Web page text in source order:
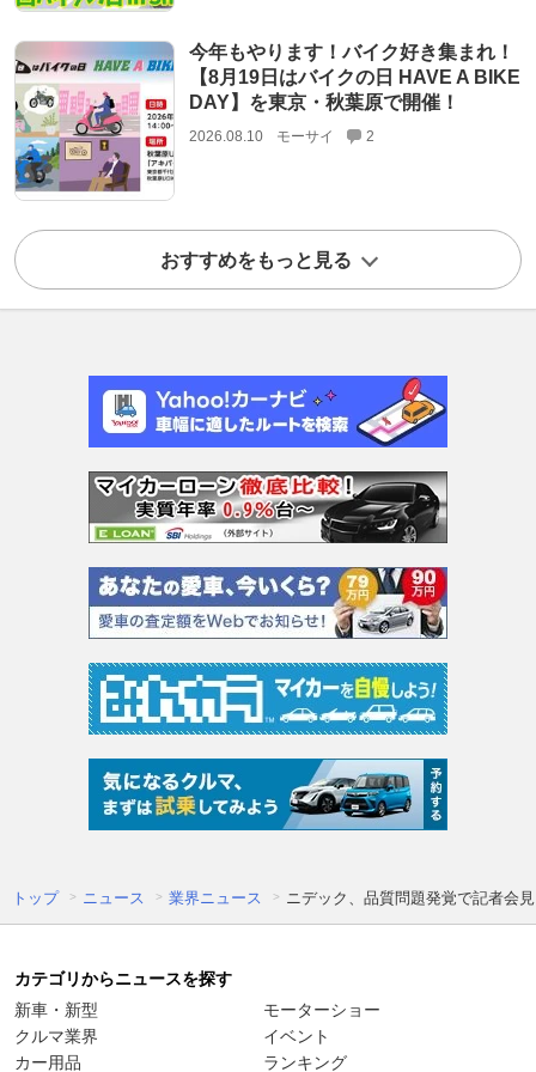
今年もやります！バイク好き集まれ！
【8月19日はバイクの日 HAVE A BIKE
DAY】を東京・秋葉原で開催！
2026.08.10 モーサイ 2
おすすめをもっと見る
トップ ニュース 業界ニュース ニデック、品質問題発覚で記者会
カテゴリからニュースを探す
新車・新型
クルマ業界
カー用品
モーターショー
イベント
ランキング